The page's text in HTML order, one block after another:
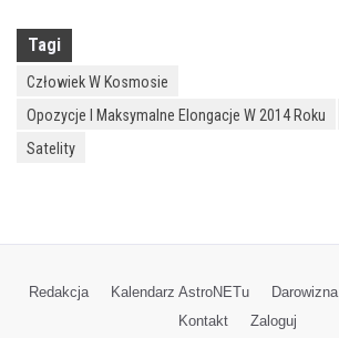
Tagi
Człowiek W Kosmosie
Opozycje I Maksymalne Elongacje W 2014 Roku
Satelity
Redakcja Kalendarz AstroNETu Darowizna
Kontakt
Zaloguj